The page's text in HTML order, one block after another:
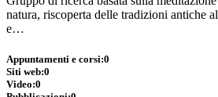
natura, riscoperta delle tradizioni antiche
e…
Appuntamenti e corsi:0
Siti web:0
Video:0